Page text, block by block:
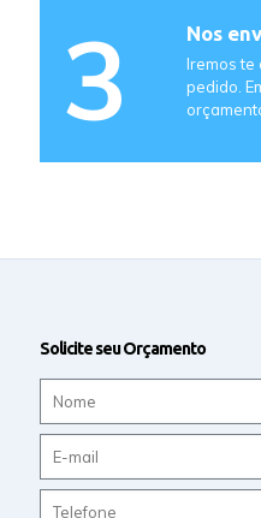
3 Nos
Iremos te
pedido.
Solicite seu Orçamento